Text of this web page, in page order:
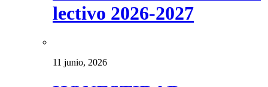
lectivo 2026-2027
11 junio, 2026